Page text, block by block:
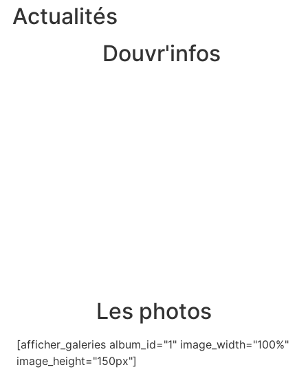
Actualités
Douvr'infos
Les photos
[afficher_galeries album_id="1" image_width="100%"
image_height="150px"]